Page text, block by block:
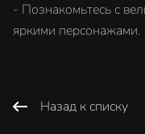
- Познакомьтесь с
яркими персонажами.
Назад к списку